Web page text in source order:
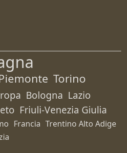
Torino
Bologna Lazio
Friuli-Venezia Giulia
Francia Trentino Alto Adige